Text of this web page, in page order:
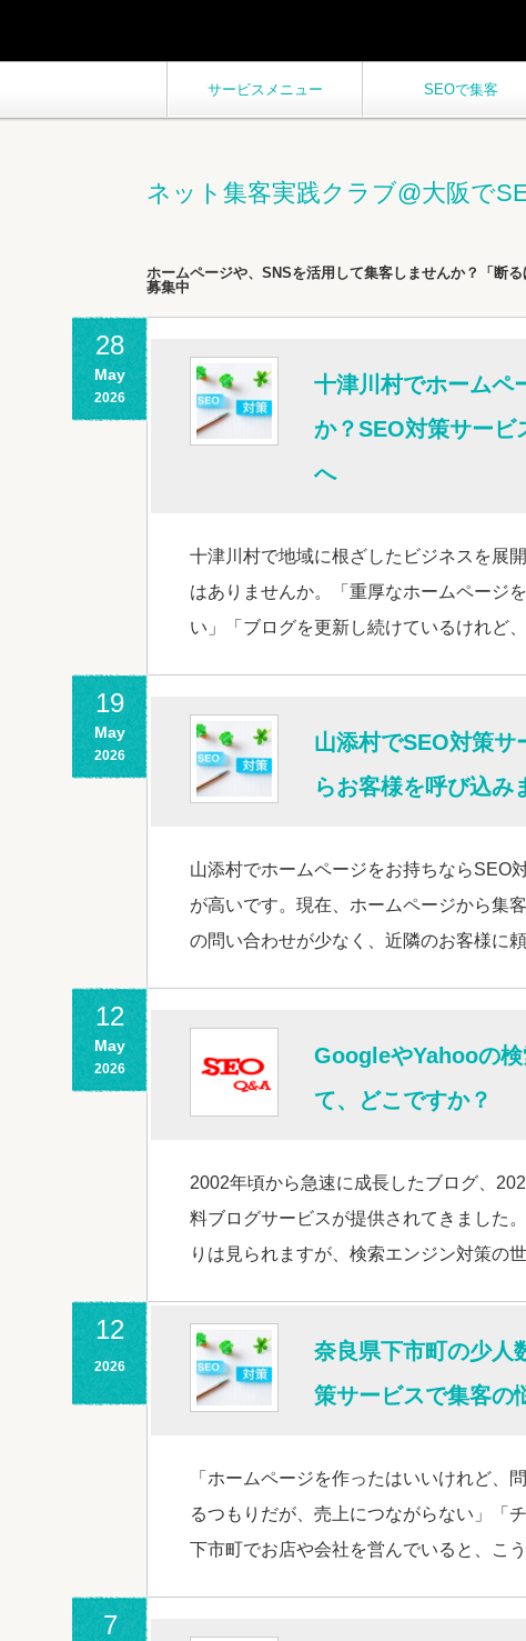
サービスメニュー SEOで集客
ネット集客実践クラブ@大阪で
ホームページや、SNSを活用して集客しませんか？「断
募集中
28
May
2026
十津川村でホームペ
か？SEO対策サービ
へ
十津川村で地域に根ざしたビジネスを展
はありませんか。「重厚なホームページ
い」「ブログを更新し続けているけれど
19
May
2026
山添村でSEO対策サ
らお客様を呼び込み
山添村でホームページをお持ちならSEO
が高いです。現在、ホームページから集
の問い合わせが少なく、近隣のお客様に
12
May
2026
GoogleやYahooの
て、どこですか？
2002年頃から急速に成長したブログ、
料ブログサービスが提供されてきました
りは見られますが、検索エンジン対策の
12
2026
奈良県下市町の少人
策サービスで集客の
「ホームページを作ったはいいけれど、
るつもりだが、売上につながらない」
下市町でお店や会社を営んでいると、こ
7